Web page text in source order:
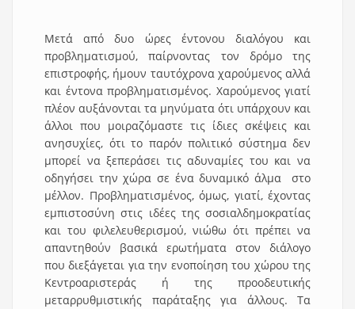
Μετά από δυο ώρες έντονου διαλόγου και
προβληματισμού, παίρνοντας τον δρόμο της
επιστροφής, ήμουν ταυτόχρονα χαρούμενος αλλά
και έντονα προβληματισμένος. Χαρούμενος γιατί
πλέον αυξάνονται τα μηνύματα ότι υπάρχουν και
άλλοι που μοιραζόμαστε τις ίδιες σκέψεις και
ανησυχίες, ότι το παρόν πολιτικό σύστημα δεν
μπορεί να ξεπεράσει τις αδυναμίες του και να
οδηγήσει την χώρα σε ένα δυναμικό άλμα στο
μέλλον. Προβληματισμένος, όμως, γιατί, έχοντας
εμπιστοσύνη στις ιδέες της σοσιαλδημοκρατίας
και του φιλελευθερισμού, νιώθω ότι πρέπει να
απαντηθούν βασικά ερωτήματα στον διάλογο
που διεξάγεται για την ενοποίηση του χώρου της
Κεντροαριστεράς ή της προοδευτικής
μεταρρυθμιστικής παράταξης για άλλους. Τα